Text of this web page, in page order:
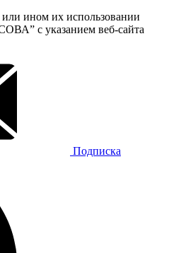
ином их использовании
с указанием веб-сайта
Подписка